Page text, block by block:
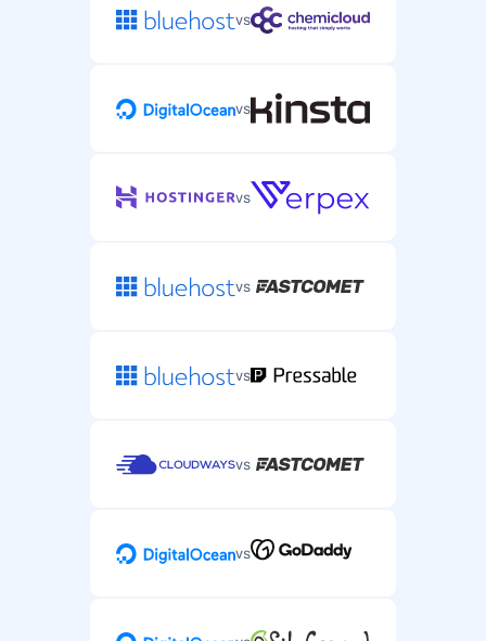
vs
vs
vs
vs
vs
vs
vs